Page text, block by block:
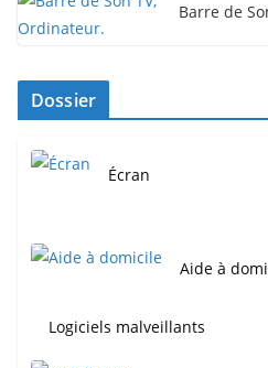
Barre de
Dossier
Écran
Aide à
Logiciels malveillants